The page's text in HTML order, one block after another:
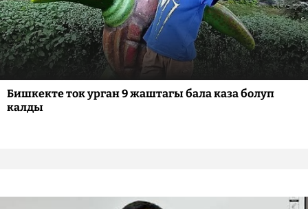
Бишкекте ток урган 9 жаштагы бала каза болуп
калды